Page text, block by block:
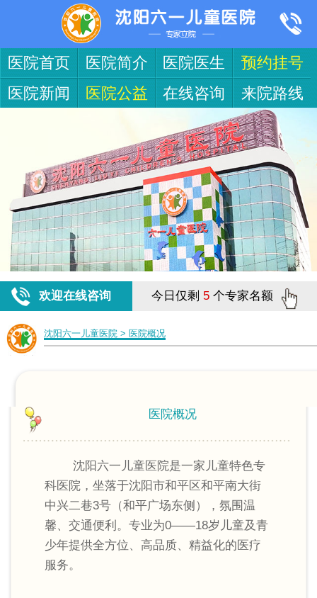
医院首页 医院简介 医院医生
预约挂号
医院新闻
医院公益 在线咨询 来院路线
欢迎在线咨询 今日仅剩 5 个专家名额
沈阳六一儿童医院> 医院概况
医院概况
沈阳六一儿童医院是一家儿童特色专
科医院，坐落于沈阳市和平区和平南大街
中兴二巷3号（和平广场东侧），氛围温
馨、交通便利。专业为0——18岁儿童及青
少年提供全方位、高品质、精益化的医疗
服务。